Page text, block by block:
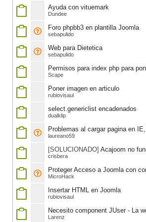
Ayuda con vituemark
Dundee
Foro phpbb3 en plantilla Joomla
sebapulido
Web para Dietetica
sebapulido
Permisos para index php para
Scape
Poner imagen en articulo
rubiovisaul
select.genericlist encadenados
dualklip
Problemas al cargar pagina en
laureano59
[SOLUCIONADO] Acajoom no
crisbera
Proteger Acceso a Joomla con
MicroHack
Insertar HTML en Joomla
rubiovisaul
Necesito component JUser - La
Larenz